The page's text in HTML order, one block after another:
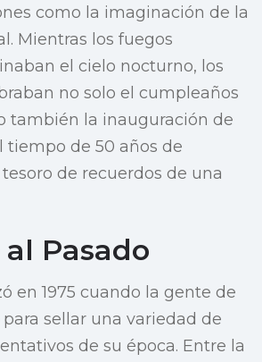
como la imaginación de la
Mientras los fuegos
el cielo nocturno, los
no solo el cumpleaños
también la inauguración de
tiempo de 50 años de
de recuerdos de una
Pasado
en 1975 cuando la gente de
sellar una variedad de
de su época. Entre la